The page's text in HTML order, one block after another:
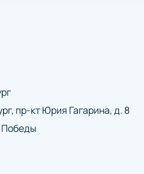
пр-кт Юрия Гагарина, д. 8
Победы